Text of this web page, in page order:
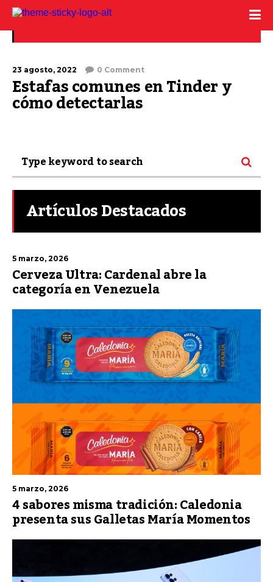
Hacer match
23 agosto, 2022 0 Comment
Estafas comunes en Tinder y
cómo detectarlas
Artículos Destacados
5 marzo, 2026
Cerveza Ultra: Cardenal abre la
categoría en Venezuela
5 marzo, 2026
4 sabores misma tradición: Caledonia
presenta sus Galletas María Momentos